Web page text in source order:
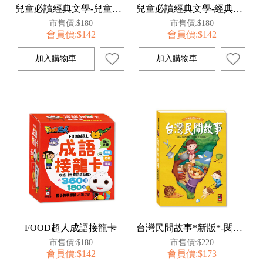
兒童必讀經典文學-兒童文化經典：三字經
市售價:$180
會員價:$142
兒童必讀經典文學-經典美繪必讀文學：唐詩
市售價:$180
會員價:$142
FOOD超人成語接龍卡
市售價:$180
會員價:$142
台灣民間故事*新版*-閱讀我們的台灣
市售價:$220
會員價:$173